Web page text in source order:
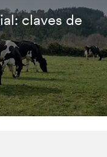
claves de